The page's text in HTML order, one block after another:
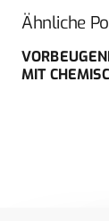
Ähnliche
MIT